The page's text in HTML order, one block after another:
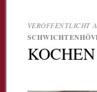
VERÖFFENTLICHT